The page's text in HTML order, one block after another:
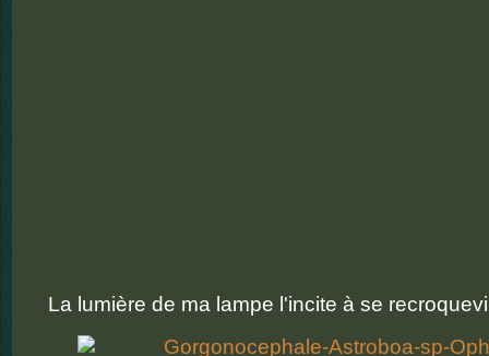
La lumière de ma lampe l'incite à se